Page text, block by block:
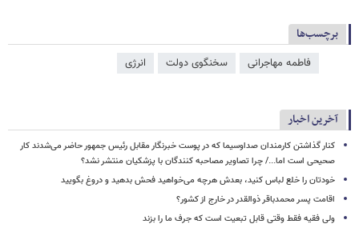
برچسب‌ها
فاطمه مهاجرانی سخنگوی دولت انرژی
آخرین اخبار
کنار گذاشتن کارمندان صداوسیما که در پوست خبرنگار مقابل رئیس جمهور حاضر می‌شدند کار
صحیحی است اما.../ چرا تصاویر مصاحبه کنندگان با پزشکیان منتشر نشد؟
خودتان را خلع لباس کنید، بعدش هرچه می‌خواهید فحش بدهید و دروغ بگویید
اقامت پسر محمدباقر ذوالقدر در خارج از کشور؟
ولی فقیه فقط وقتی قابل تبعیت است که جرف ما را بزند